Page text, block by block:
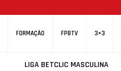
FORMAÇÃO FPBTV 3×3
LIGA BETCLIC MASCULINA